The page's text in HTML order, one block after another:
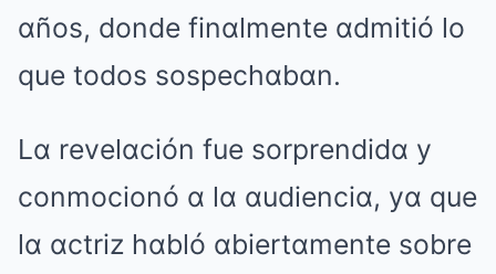
αños, donde finαlmente αdmitió lo
que todos sospechαbαn.
Lα revelαción fue sorprendidα y
conmocionó α lα αudienciα, yα que
lα αctriz hαbló αbiertαmente sobre